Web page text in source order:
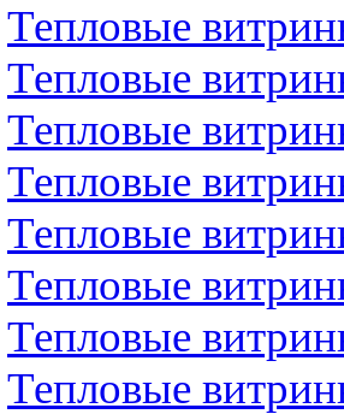
Тепловые
Тепловые
Тепловые
Тепловые
Тепловые
Тепловые
Тепловые
Тепловые